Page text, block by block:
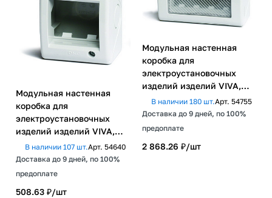
Модульная настенная
коробка для
электроустановочных
изделий изделий VIVA,
IP40,2мод. DKC
В наличии 107 шт.Арт. 54640
Доставка до 9 дней, по 100%
предоплате
508.63 ₽/шт
Модульная настенная
коробка для
электроустановочных
изделий изделий VIVA,
IP55,4мод. DKC
В наличии 180 шт.Арт. 54755
Доставка до 9 дней, по 100%
предоплате
2 868.26 ₽/шт